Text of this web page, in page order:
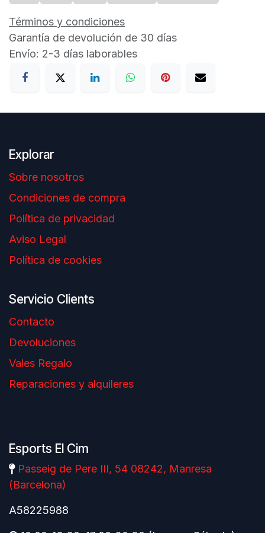
Términos y condiciones
Garantía de devolución de 30 días
Envío: 2-3 días laborables
Explorar
Sobre nosotros
Condiciones de compra
Política de privacidad
Aviso Legal
Política de cookies
Servicio Clients
Contacto
Devoluciones
Vales Regalo
Reparaciones y alquileres
Esports El Cim
Passeig de Pere III, 54 08242, Manresa
(Barcelona)
A58225988